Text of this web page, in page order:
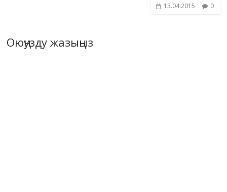
13.04.2015 0
Оюңузду жазыңыз